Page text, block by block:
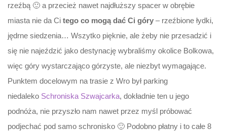
rzeźbą 🙂 a przecież nawet najdłuższy spacer w obrębie
miasta nie da Ci tego co mogą dać Ci góry – rzeźbione łydki,
jędrne siedzenia… Wszytko pięknie, ale żeby nie przesadzić i
się nie najeździć jako destynację wybraliśmy okolice Bolkowa,
więc góry wystarczająco górzyste, ale niezbyt wymagające.
Punktem docelowym na trasie z Wro był parking
niedaleko Schroniska Szwajcarka, dokładnie ten u jego
podnóża, nie przyszło nam nawet przez myśl próbować
podjechać pod samo schronisko 🙂 Podobno płatny i to całe 8